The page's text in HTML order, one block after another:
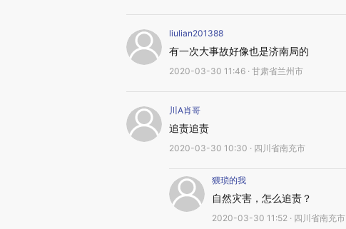
liulian201388
有一次大事故好像也是济南局的
2020-03-30 11:46 · 甘肃省兰州市
川A肖哥
追责追责
2020-03-30 10:30 · 四川省南充市
猥琐的我
自然灾害，怎么追责？
2020-03-30 11:52 · 四川省南充市